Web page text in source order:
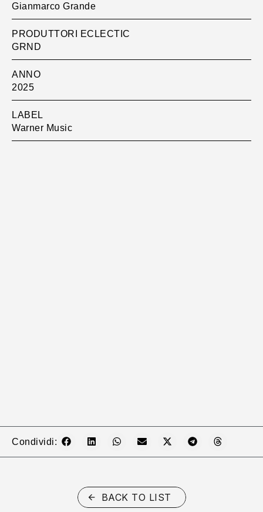
Gianmarco Grande
PRODUTTORI ECLECTIC
GRND
ANNO
2025
LABEL
Warner Music
Condividi:
BACK TO LIST